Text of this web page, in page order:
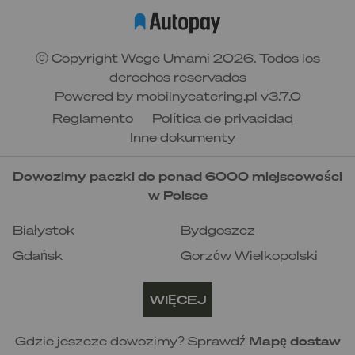
dziurawiec, nagietek)
poprawia krążenie i jakość nasienia, podnosi
najlepiej wypić po pracy, żeby złapać oddech
po ciężkim dniu
przygotowanie: zalej mieszankę gorącą
wodą i zaparz pod przykryciem przez 10
minut
ⓒ Copyright Wege Umami 2026. Todos los
derechos reservados
Powered by mobilnycatering.pl v3.7.0
Reglamento
Política de privacidad
Inne dokumenty
Dowozimy paczki do ponad 6000 miejscowości
w Polsce
Białystok
Bydgoszcz
Gdańsk
Gorzów Wielkopolski
Kielce
Lublin
WIĘCEJ
Gdzie jeszcze dowozimy? Sprawdź Mapę dostaw